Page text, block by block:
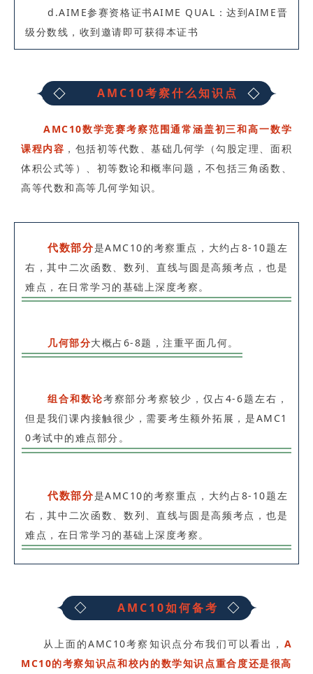
d.AIME参赛资格证书AIME QUAL：达到AIME晋
级分数线，收到邀请即可获得本证书
AMC10考察什么知识点
AMC10数学竞赛考察范围通常涵盖初三和高一数学
课程内容 ，包括初等代数、基础几何学（勾股定理、面积
体积公式等）、初等数论和概率问题，不包括三角函数、
高等代数和高等几何学知识。
代数部分是AMC10的考察重点，大约占8-10题左
右，其中二次函数、数列、直线与圆是高频考点，也是
难点，在日常学习的基础上深度考察。
几何部分大概占6-8题，注重平面几何。
组合和数论考察部分考察较少，仅占4-6题左右，
但是我们课内接触很少，需要考生额外拓展，是AMC1
0考试中的难点部分。
代数部分是AMC10的考察重点，大约占8-10题左
右，其中二次函数、数列、直线与圆是高频考点，也是
难点，在日常学习的基础上深度考察。
AMC10如何备考
从上面的AMC10考察知识点分布我们可以看出， A
MC10的考察知识点和校内的数学知识点重合度还是很高